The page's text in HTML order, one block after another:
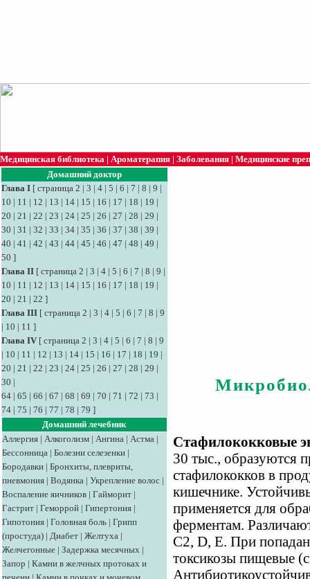
Медицинская библиотека | Ароматерапия | Заболевания | Медицинские
Домашний доктор
Глава I [ страница 2 | 3 | 4 | 5 | 6 | 7 | 8 | 9 |
10 | 11 | 12 | 13 | 14 | 15 | 16 | 17 | 18 | 19 |
20 | 21 | 22 | 23 | 24 | 25 | 26 | 27 | 28 | 29 |
30 | 31 | 32 | 33 | 34 | 35 | 36 | 37 | 38 | 39 |
40 | 41 | 42 | 43 | 44 | 45 | 46 | 47 | 48 | 49 |
50 ]
Глава II [ страница 2 | 3 | 4 | 5 | 6 | 7 | 8 | 9 |
10 | 11 | 12 | 13 | 14 | 15 | 16 | 17 | 18 | 19 |
20 | 21 | 22 ]
Глава III [ страница 2 | 3 | 4 | 5 | 6 | 7 | 8 | 9
| 10 | 11 ]
Глава IV [ страница 2 | 3 | 4 | 5 | 6 | 7 | 8 | 9
| 10 | 11 | 12 | 13 | 14 | 15 | 16 | 17 | 18 | 19 |
20 | 21 | 22 | 23 | 24 | 25 | 26 | 27 | 28 | 29 |
30 |
64 | 65 | 66 | 67 | 68 | 69 | 70 | 71 | 72 | 73 |
74 | 75 | 76 | 77 | 78 | 79 ]
Домашний лечебник
Аллергия | Алкоголизм | Ангина | Астма |
Бессонница | Болезни селезенки |
Бородавки | Бронхиты, плевриты,
пневмония | Водянка | Укрепление волос |
Воспаление яичников | Гайморит |
Гастрит | Геморрой | Гипертония |
Гипотония | Головная боль | Грипп
(простуда) | Диабет | Желтуха |
Желчегонные | Задержка месячных |
Запор | Камни в желчных протоках и
Стафилококковые
30 тыс., образуются
стафилококков в
кишечнике.
применяется для
ферментам.
C2, D, Е. При
токсикозы пищевые